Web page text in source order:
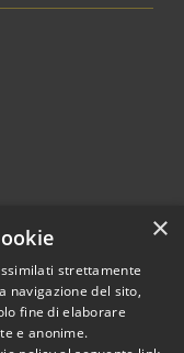
convenzionato
Astigov
×
strettamente
navigazione del sito,
fine di elaborare
e anonime.